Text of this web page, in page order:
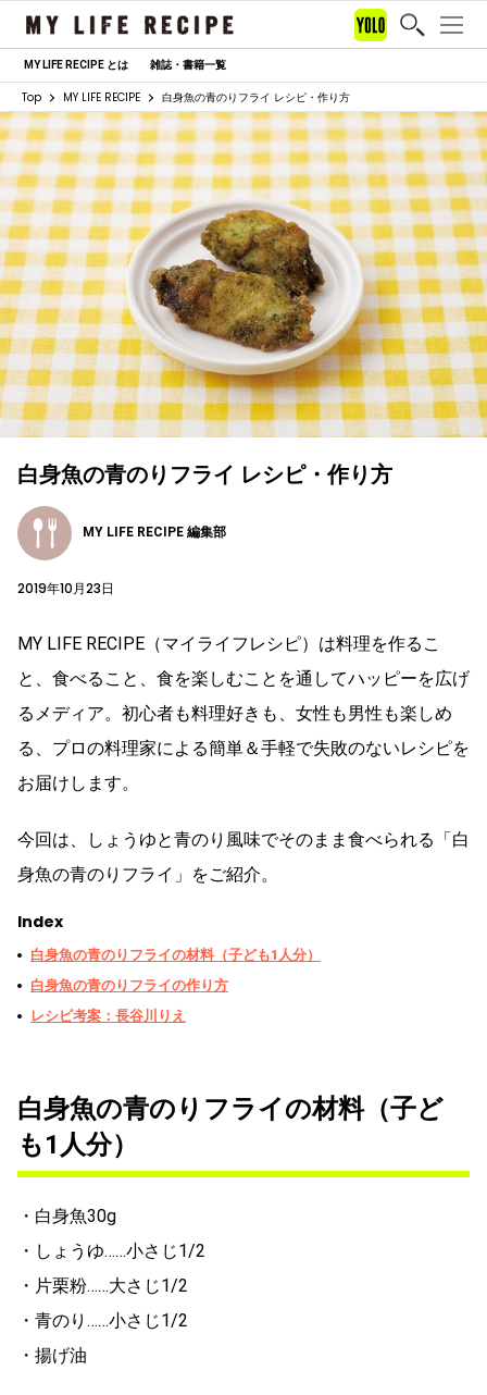
MY LIFE RECIPE とは 雑誌・書籍一覧
Top MY LIFE RECIPE 白身魚の青のりフライ レシピ・作り方
白身魚の青のりフライ レシピ・作り方
MY LIFE RECIPE 編集部
2019年10月23日
MY LIFE RECIPE（マイライフレシピ）は料理を作るこ
と、食べること、食を楽しむことを通してハッピーを広げ
るメディア。初心者も料理好きも、女性も男性も楽しめ
る、プロの料理家による簡単＆手軽で失敗のないレシピを
お届けします。
今回は、しょうゆと青のり風味でそのまま食べられる「白
身魚の青のりフライ」をご紹介。
Index
白身魚の青のりフライの材料（子ども1人分）
白身魚の青のりフライの作り方
レシピ考案：長谷川りえ
白身魚の青のりフライの材料（子ど
も1人分）
・白身魚30g
・しょうゆ……小さじ1/2
・片栗粉……大さじ1/2
・青のり……小さじ1/2
・揚げ油